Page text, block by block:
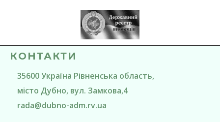
КОНТАКТИ
35600Україна Рівненська область,
місто Дубно, вул. Замкова,4
rada@dubno-adm.rv.ua